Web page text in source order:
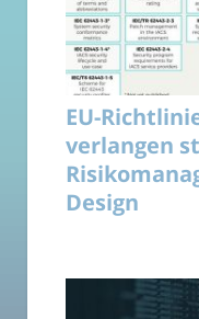
EU-
verlangen
Design